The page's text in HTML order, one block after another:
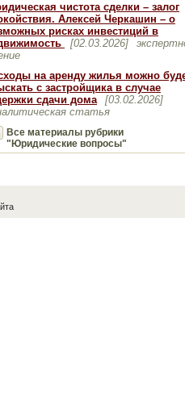
чистота сделки – залог
Алексей Черкашин – о
рисках инвестиций в
[02.03.2026]
на аренду жилья можно
с застройщика в случае
сдачи дома
[03.02.2026]
статья
Все материалы рубрики
"Юридические вопросы"